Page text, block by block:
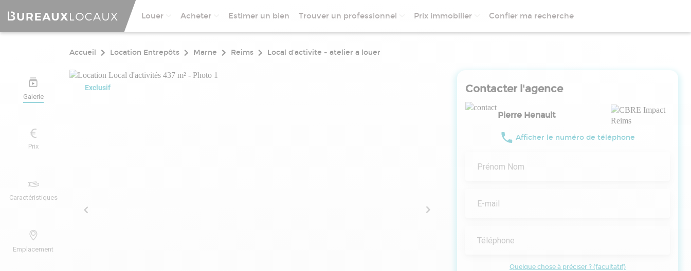
Louer Acheter Estimer un bien Trouver un professionnel Prix immobilier Confier ma recherche
Galerie
Prix
Caractéristiques
Emplacement
Accueil Location Entrepôts Marne Reims Local d'activite - atelier a louer
Exclusif Contacter l'agence
Pierre Henault
Afficher le numéro de téléphone
Prénom Nom
E-mail
Téléphone
Quelque chose à préciser ? (facultatif)